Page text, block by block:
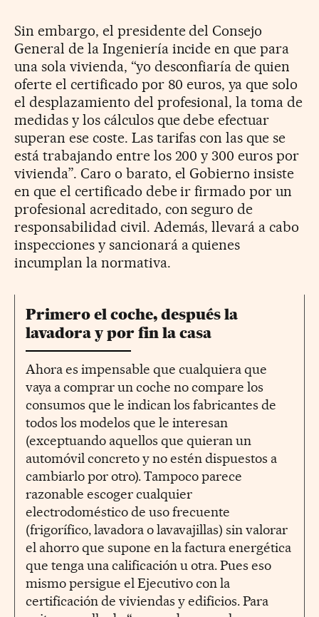
Sin embargo, el presidente del Consejo
General de la Ingeniería incide en que para
una sola vivienda, “yo desconfiaría de quien
oferte el certificado por 80 euros, ya que solo
el desplazamiento del profesional, la toma de
medidas y los cálculos que debe efectuar
superan ese coste. Las tarifas con las que se
está trabajando entre los 200 y 300 euros por
vivienda”. Caro o barato, el Gobierno insiste
en que el certificado debe ir firmado por un
profesional acreditado, con seguro de
responsabilidad civil. Además, llevará a cabo
inspecciones y sancionará a quienes
incumplan la normativa.
Primero el coche, después la
lavadora y por fin la casa
Ahora es impensable que cualquiera que
vaya a comprar un coche no compare los
consumos que le indican los fabricantes de
todos los modelos que le interesan
(exceptuando aquellos que quieran un
automóvil concreto y no estén dispuestos a
cambiarlo por otro). Tampoco parece
razonable escoger cualquier
electrodoméstico de uso frecuente
(frigorífico, lavadora o lavavajillas) sin valorar
el ahorro que supone en la factura energética
que tenga una calificación u otra. Pues eso
mismo persigue el Ejecutivo con la
certificación de viviendas y edificios. Para